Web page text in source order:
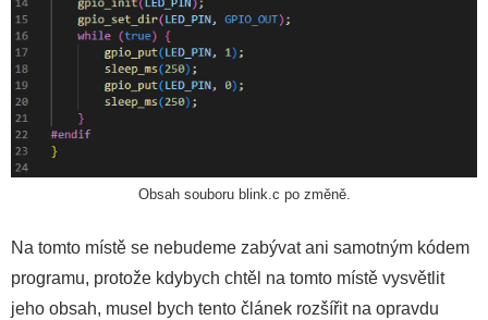
Obsah souboru blink.c po změně.
Na tomto místě se nebudeme zabývat ani samotným kódem
programu, protože kdybych chtěl na tomto místě vysvětlit
jeho obsah, musel bych tento článek rozšířit na opravdu